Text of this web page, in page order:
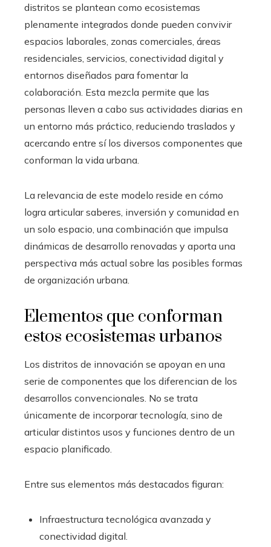
distritos se plantean como ecosistemas
plenamente integrados donde pueden convivir
espacios laborales, zonas comerciales, áreas
residenciales, servicios, conectividad digital y
entornos diseñados para fomentar la
colaboración. Esta mezcla permite que las
personas lleven a cabo sus actividades diarias en
un entorno más práctico, reduciendo traslados y
acercando entre sí los diversos componentes que
conforman la vida urbana.
La relevancia de este modelo reside en cómo
logra articular saberes, inversión y comunidad en
un solo espacio, una combinación que impulsa
dinámicas de desarrollo renovadas y aporta una
perspectiva más actual sobre las posibles formas
de organización urbana.
Elementos que conforman
estos ecosistemas urbanos
Los distritos de innovación se apoyan en una
serie de componentes que los diferencian de los
desarrollos convencionales. No se trata
únicamente de incorporar tecnología, sino de
articular distintos usos y funciones dentro de un
espacio planificado.
Entre sus elementos más destacados figuran:
Infraestructura tecnológica avanzada y
conectividad digital.